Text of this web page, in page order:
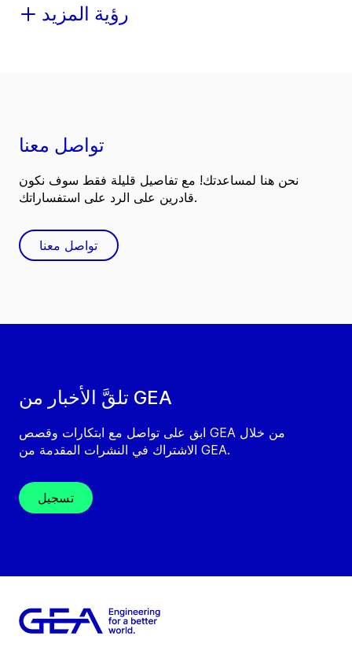
رؤية المزيد
تلقَّ الأخبار من GEA
ابق على تواصل مع ابتكارات وقصص GEA من خلال
الاشتراك في النشرات المقدمة من GEA.
تسجيل
تواصل معنا
نحن هنا لمساعدتك! مع تفاصيل قليلة فقط سوف نكون
قادرين على الرد على استفساراتك.
تواصل معنا